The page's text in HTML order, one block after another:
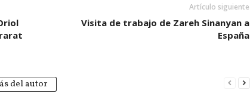
Artículo siguiente
Visita de trabajo de Zareh Sinanyan a
España
del autor